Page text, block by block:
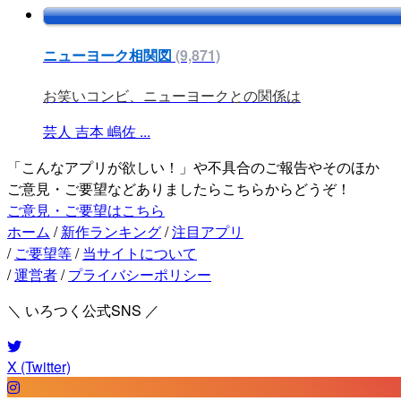
ニューヨーク相関図 (9,871)
お笑いコンビ、ニューヨークとの関係は
芸人 吉本嶋佐 ...
「こんなアプリが欲しい！」や不具合のご報告やそのほか
ご意見・ご要望などありましたらこちらからどうぞ！
ご意見・ご要望はこちら
ホーム / 新作ランキング/注目アプリ
/ ご要望等/ 当サイトについて
/運営者/ プライバシーポリシー
＼ いろつく公式SNS ／
X (Twitter)